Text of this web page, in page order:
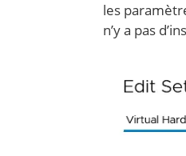
les
n’y a pas